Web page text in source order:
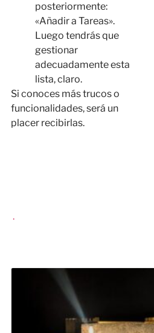
posteriormente:
«Añadir a Tareas».
Luego tendrás que
gestionar
adecuadamente esta
lista, claro.
Si conoces más trucos o
funcionalidades, será un
placer recibirlas.
.